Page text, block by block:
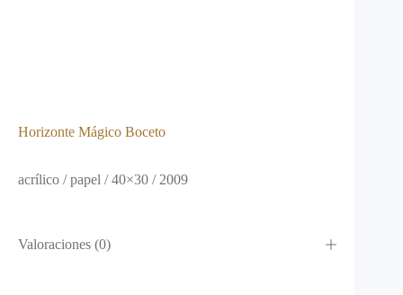
Horizonte Mágico Boceto
acrílico / papel / 40×30 / 2009
Valoraciones (0)